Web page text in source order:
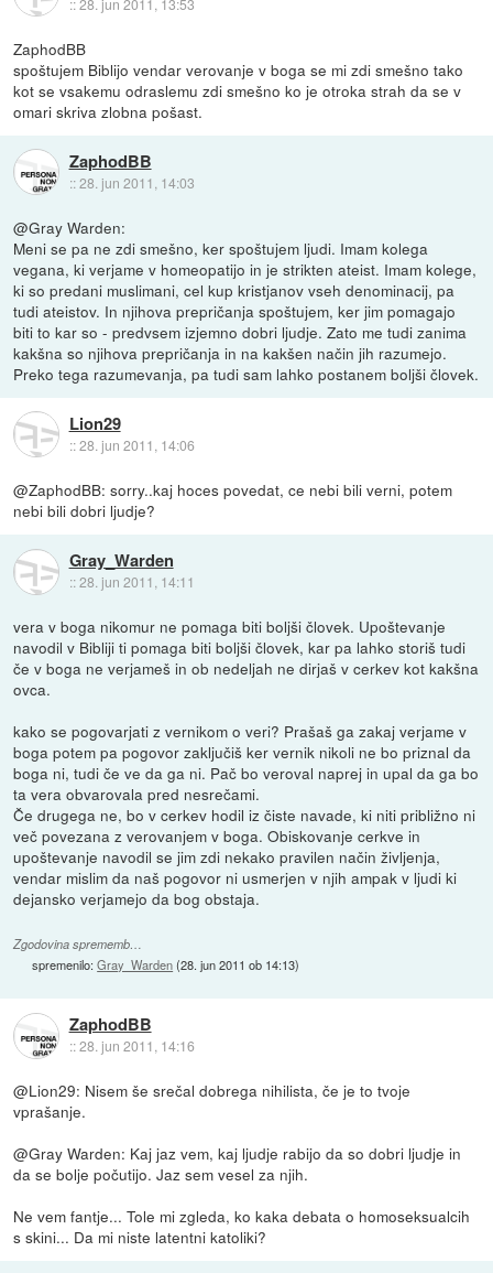
::28. jun 2011, 13:53
ZaphodBB
spoštujem Biblijo vendar verovanje v boga se mi zdi smešno tako
kot se vsakemu odraslemu zdi smešno ko je otroka strah da se v
omari skriva zlobna pošast.
ZaphodBB
::28. jun 2011, 14:03
@Gray Warden:
Meni se pa ne zdi smešno, ker spoštujem ljudi. Imam kolega
vegana, ki verjame v homeopatijo in je strikten ateist. Imam kolege,
ki so predani muslimani, cel kup kristjanov vseh denominacij, pa
tudi ateistov. In njihova prepričanja spoštujem, ker jim pomagajo
biti to kar so - predvsem izjemno dobri ljudje. Zato me tudi zanima
kakšna so njihova prepričanja in na kakšen način jih razumejo.
Preko tega razumevanja, pa tudi sam lahko postanem boljši človek.
Lion29
::28. jun 2011, 14:06
@ZaphodBB: sorry..kaj hoces povedat, ce nebi bili verni, potem
nebi bili dobri ljudje?
Gray_Warden
::28. jun 2011, 14:11
vera v boga nikomur ne pomaga biti boljši človek. Upoštevanje
navodil v Bibliji ti pomaga biti boljši človek, kar pa lahko storiš tudi
če v boga ne verjameš in ob nedeljah ne dirjaš v cerkev kot kakšna
ovca.
kako se pogovarjati z vernikom o veri? Prašaš ga zakaj verjame v
boga potem pa pogovor zaključiš ker vernik nikoli ne bo priznal da
boga ni, tudi če ve da ga ni. Pač bo veroval naprej in upal da ga bo
ta vera obvarovala pred nesrečami.
Če drugega ne, bo v cerkev hodil iz čiste navade, ki niti približno ni
več povezana z verovanjem v boga. Obiskovanje cerkve in
upoštevanje navodil se jim zdi nekako pravilen način življenja,
vendar mislim da naš pogovor ni usmerjen v njih ampak v ljudi ki
dejansko verjamejo da bog obstaja.
Zgodovina sprememb…
spremenilo:Gray_Warden(28. jun 2011 ob 14:13)
ZaphodBB
::28. jun 2011, 14:16
@Lion29: Nisem še srečal dobrega nihilista, če je to tvoje
vprašanje.
@Gray Warden: Kaj jaz vem, kaj ljudje rabijo da so dobri ljudje in
da se bolje počutijo. Jaz sem vesel za njih.
Ne vem fantje... Tole mi zgleda, ko kaka debata o homoseksualcih
s skini... Da mi niste latentni katoliki?